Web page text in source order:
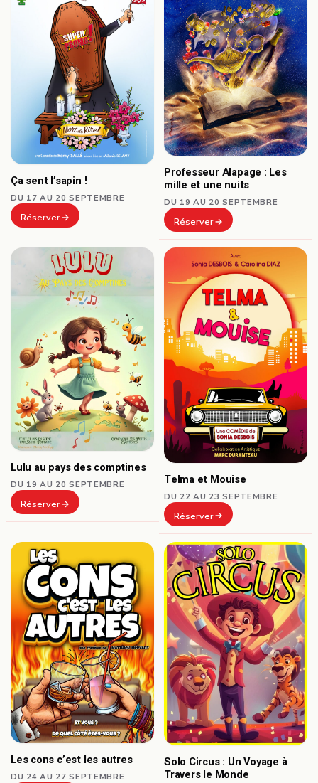
Ça sent l’sapin !
DU 17 AU 20 SEPTEMBRE
Réserver
Professeur Alapage : Les
mille et une nuits
DU 19 AU 20 SEPTEMBRE
Réserver
Lulu au pays des comptines
DU 19 AU 20 SEPTEMBRE
Réserver
Telma et Mouise
DU 22 AU 23 SEPTEMBRE
Réserver
Les cons c’est les autres
DU 24 AU 27 SEPTEMBRE
Solo Circus : Un Voyage à
Travers le Monde